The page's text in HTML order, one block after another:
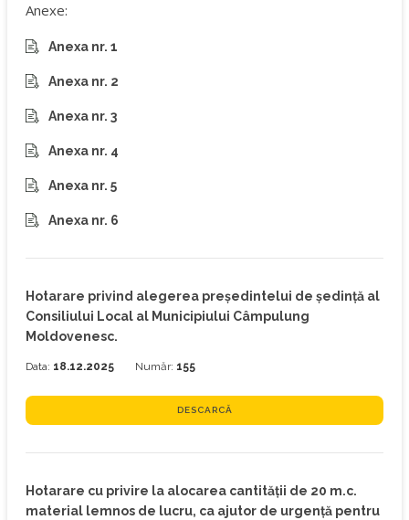
Anexe:
Anexa nr. 1
Anexa nr. 2
Anexa nr. 3
Anexa nr. 4
Anexa nr. 5
Anexa nr. 6
Hotarare privind alegerea preşedintelui de şedință al
Consiliului Local al Municipiului Câmpulung
Moldovenesc.
Data: 18.12.2025 Număr: 155
DESCARCĂ
Hotarare cu privire la alocarea cantității de 20 m.c.
material lemnos de lucru, ca ajutor de urgență pentru